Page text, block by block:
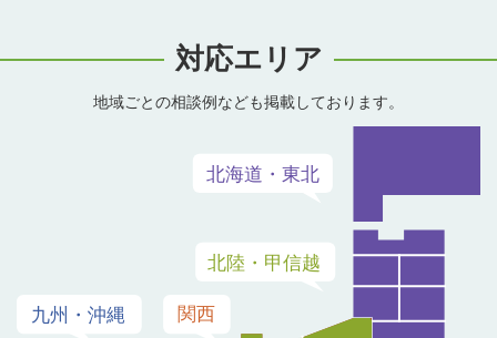
対応エリア
地域ごとの相談例なども掲載しております。